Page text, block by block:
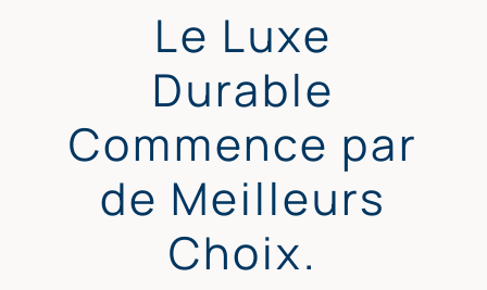
Le Luxe
Durable
Commence par
de Meilleurs
Choix.